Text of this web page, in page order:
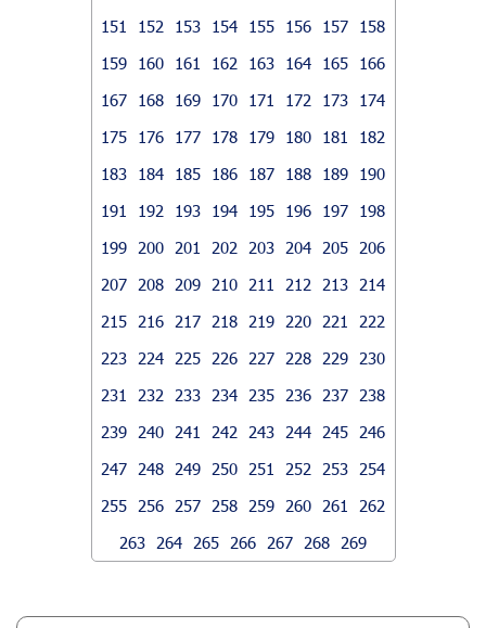
151
152 153 154 155 156 157
158
159
160 161 162 163 164 165
166
167
168 169 170 171 172 173
174
175
176 177 178 179 180 181
182
183
184 185 186 187 188 189
190
191
192 193 194 195 196 197
198
199
200 201 202 203 204 205
206
207
208 209 210 211 212 213
214
215
216 217 218 219 220 221
222
223
224 225 226 227 228 229
230
231
232 233 234 235 236 237
238
239
240 241 242 243 244 245
246
247
248 249 250 251 252 253
254
255
256 257 258 259 260 261
262
263
264 265 266 267 268 269